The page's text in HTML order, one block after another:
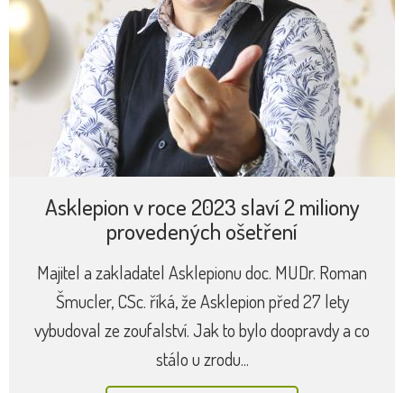
Asklepion v roce 2023 slaví 2 miliony
provedených ošetření
Majitel a zakladatel Asklepionu doc. MUDr. Roman
Šmucler, CSc. říká, že Asklepion před 27 lety
vybudoval ze zoufalství. Jak to bylo doopravdy a co
stálo u zrodu...